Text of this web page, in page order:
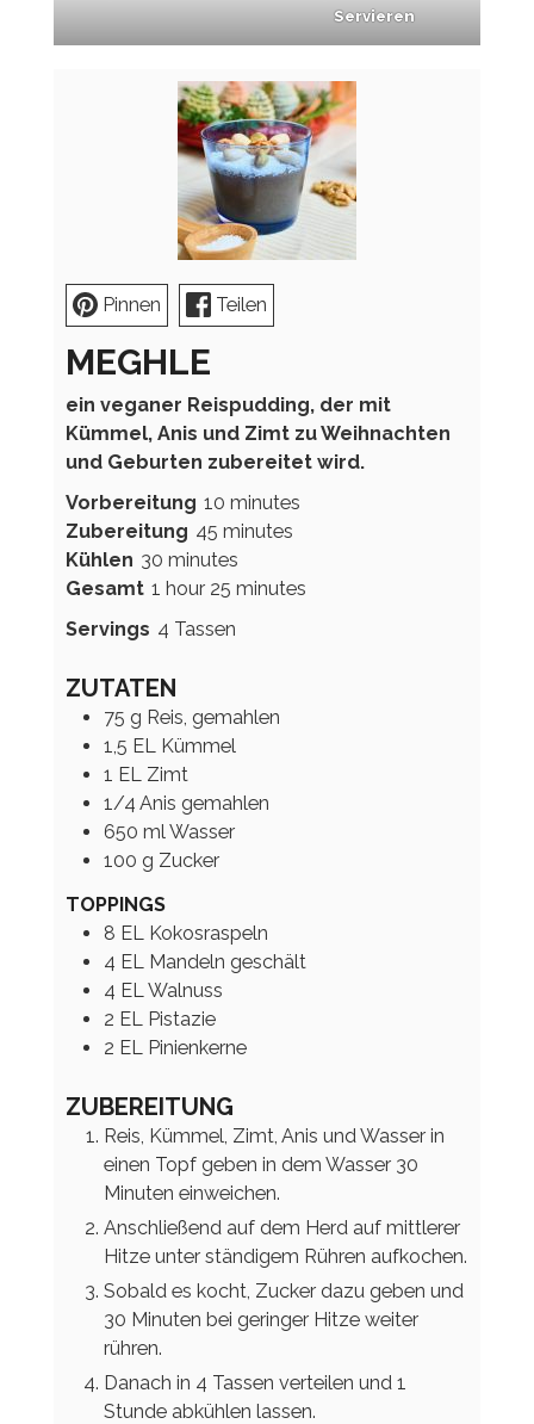
Servieren
Pinnen Teilen
MEGHLE
ein veganer Reispudding, der mit
Kümmel, Anis und Zimt zu Weihnachten
und Geburten zubereitet wird.
Vorbereitung 10 minutes
minutes
Zubereitung 45 minutes
minutes
Kühlen 30 minutes
minutes
Gesamt 1 hour
hour 25 minutes
minutes
Servings 4 Tassen
ZUTATEN
75 g Reis, gemahlen
1,5 EL
Kümmel
1 EL
Zimt
1/4 Anis gemahlen
650 ml Wasser
100 g Zucker
TOPPINGS
8 EL
Kokosraspeln
4 EL
Mandeln geschält
4 EL Walnuss
2 EL
Pistazie
2 EL Pinienkerne
ZUBEREITUNG
Reis, Kümmel, Zimt, Anis und Wasser in
einen Topf geben in dem Wasser 30
Minuten einweichen.
Anschließend auf dem Herd auf mittlerer
Hitze unter ständigem Rühren aufkochen.
Sobald es kocht, Zucker dazu geben und
30 Minuten bei geringer Hitze weiter
rühren.
Danach in 4 Tassen verteilen und 1
Stunde abkühlen lassen.